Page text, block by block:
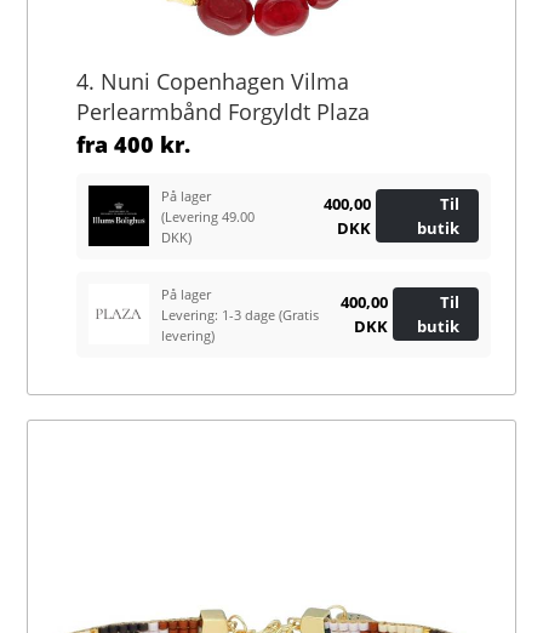
4. Nuni Copenhagen Vilma
Perlearmbånd Forgyldt Plaza
fra400 kr.
På lager
(Levering 49.00
DKK)
400,00
DKK
Til
butik
På lager
Levering: 1-3 dage(Gratis
levering)
400,00
DKK
Til
butik